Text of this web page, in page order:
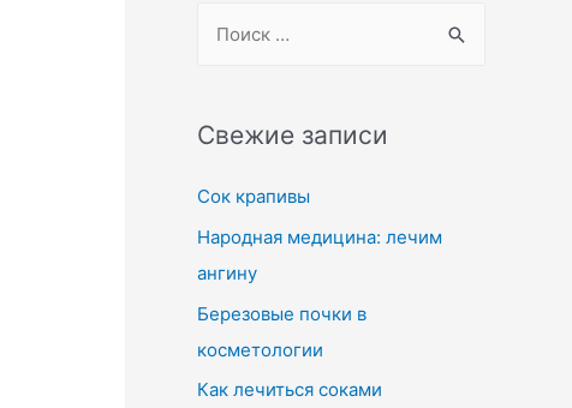
Свежие записи
Сок крапивы
Народная медицина: лечим
ангину
Березовые почки в
косметологии
Как лечиться соками